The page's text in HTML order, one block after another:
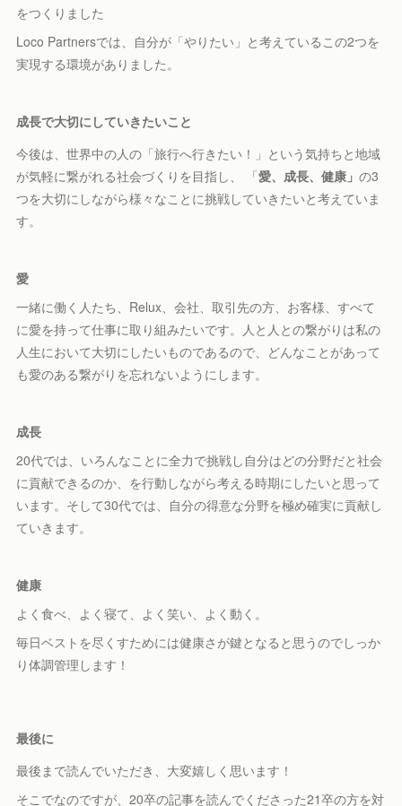
をつくりました
Loco Partnersでは、自分が「やりたい」と考えているこの2つを
実現する環境がありました。
成長で大切にしていきたいこと
今後は、世界中の人の「旅行へ行きたい！」という気持ちと地域
が気軽に繋がれる社会づくりを目指し、 「愛、成長、健康」の3
つを大切にしながら様々なことに挑戦していきたいと考えていま
す。
愛
一緒に働く人たち、Relux、会社、取引先の方、お客様、すべて
に愛を持って仕事に取り組みたいです。人と人との繋がりは私の
人生において大切にしたいものであるので、どんなことがあって
も愛のある繋がりを忘れないようにします。
成長
20代では、いろんなことに全力で挑戦し自分はどの分野だと社会
に貢献できるのか、を行動しながら考える時期にしたいと思って
います。そして30代では、自分の得意な分野を極め確実に貢献し
ていきます。
健康
よく食べ、よく寝て、よく笑い、よく動く。
毎日ベストを尽くすためには健康さが鍵となると思うのでしっか
り体調管理します！
最後に
最後まで読んでいただき、大変嬉しく思います！
そこでなのですが、20卒の記事を読んでくださった21卒の方を対